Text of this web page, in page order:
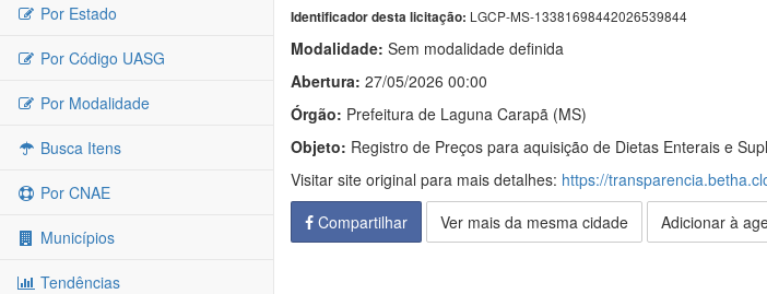
Por Estado
Por Código UASG
Por Modalidade
Busca Itens
Por CNAE
Municípios
Tendências
Identificador desta licitação: LGCP-MS-13381698442026539844
Modalidade: Sem modalidade definida
Abertura: 27/05/2026 00:00
Órgão: Prefeitura de Laguna Carapã (MS)
Objeto: Registro de Preços para aquisição de Dietas Enterais e
Visitar site original para mais detalhes: https://
Compartilhar
Ver mais da mesma cidade Adicionar à